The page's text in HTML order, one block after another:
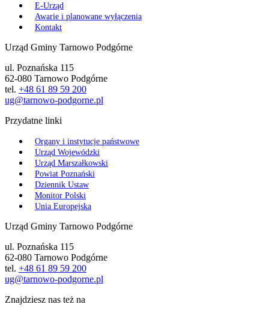
E-Urząd
Awarie i planowane wyłączenia
Kontakt
Urząd Gminy Tarnowo Podgórne
ul. Poznańska 115
62-080 Tarnowo Podgórne
tel. +48 61 89 59 200
ug@tarnowo-podgorne.pl
Przydatne linki
Organy i instytucje państwowe
Urząd Wojewódzki
Urząd Marszałkowski
Powiat Poznański
Dziennik Ustaw
Monitor Polski
Unia Europejska
Urząd Gminy Tarnowo Podgórne
ul. Poznańska 115
62-080 Tarnowo Podgórne
tel. +48 61 89 59 200
ug@tarnowo-podgorne.pl
Znajdziesz nas też na